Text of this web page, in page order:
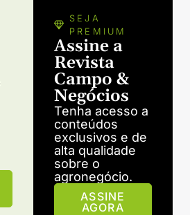
SEJA
PREMIUM
Assine a
Revista
Campo &
Negócios
Tenha acesso a
conteúdos
exclusivos e de
alta qualidade
sobre o
agronegócio.
ASSINE
AGORA